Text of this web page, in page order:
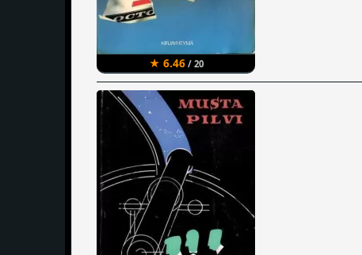
★ 6.46/ 20